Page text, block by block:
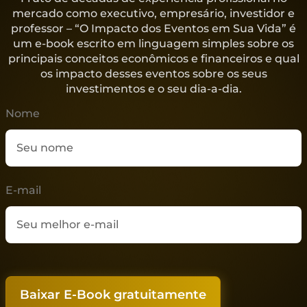
09/08/2013 - José Kobori dá
dicas no programa
Repórter Brasil sobre como
controlar dívidas e manter
o orçamento pessoal e
familiar sob controle.
12/04/2024
a economia brasileira em
2012.
12/04/2024
48/
mercado como executivo, empresário, investidor e
professor – “O Impacto dos Eventos em Sua Vida” é
um e-book escrito em linguagem simples sobre os
principais conceitos econômicos e financeiros e qual
os impacto desses eventos sobre os seus
investimentos e o seu dia-a-dia.
Nome
E-mail
Baixar E-Book gratuitamente